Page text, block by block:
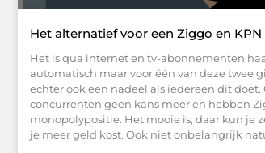
Het alternatief voor een Ziggo en
Het is qua internet en tv-abonnementen
automatisch maar voor één van deze twee
echter ook een nadeel als iedereen dit
concurrenten geen kans meer en hebben
monopolypositie. Het mooie is, daar kun je
je meer geld kost. Ook niet onbelangrijk